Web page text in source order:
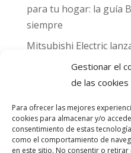
Gestionar el
de las cookies
Para ofrecer las mejores
cookies para almacenar y/o
consentimiento de estas
como el comportamiento de
en este sitio. No consentir o
para tu hogar: la guía
siempre
Mitsubishi Electric
hacia MADRID 2026”
para el Gran Premio
sello CO₂ Nulo:
descarbonización en